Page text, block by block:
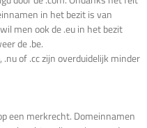
in het bezit is van
men ook de .eu in het bezit
de .be.
of .cc zijn overduidelijk minder
een merkrecht. Domeinnamen